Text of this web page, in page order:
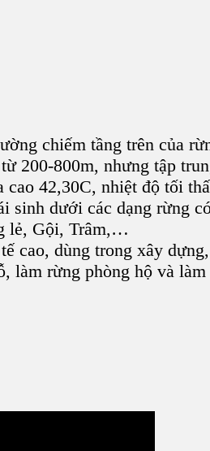
chiếm tầng trên của
200-800m, nhưng tập
42,30C, nhiệt độ tối
dưới các dạng rừng
lẻ, Gội, Trâm,…
dùng trong xây
làm rừng phòng hộ và làm